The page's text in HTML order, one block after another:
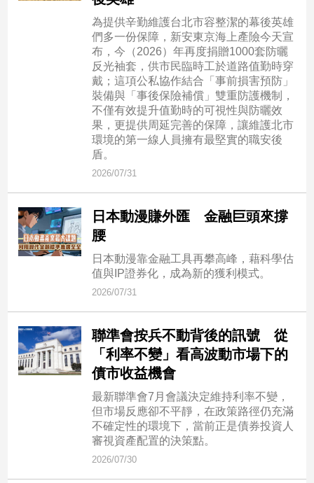
為提供辛勤維護台北市容整潔的幕後英雄
們多一份保障，新安東京海上產險今天宣
布，今（2026）年再度捐贈1000套防曬
反光袖套，供市民臨時工於道路值勤時穿
戴；這項公私協作結合「事前損害預防」
裝備與「事後保險補償」雙重防護機制，
不僅有效提升值勤時的可視性與防曬效
果，更提供周延完善的保障，讓維護北市
環境的第一線人員擁有最堅實的職安後
盾。
2026/07/31
日本動漫賺外匯 金融巨頭來撐
腰
日本動漫靠金融工具再攀高峰，藉科學估
值與IP證券化，成為新的獲利模式。
2026/07/31
聯準會按兵不動背後的訊號 從
「利率不變」看高波動市場下的
債市收益機會
最新聯準會7月會議決定維持利率不變，
但市場反應卻不平靜，在政策路徑仍充滿
不確定性的環境下，當前正是債券投資人
審視資產配置的決策點。
2026/07/30